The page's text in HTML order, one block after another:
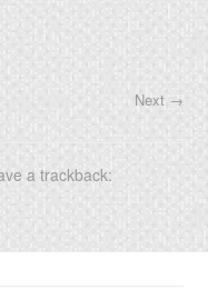
Next →
a trackback: